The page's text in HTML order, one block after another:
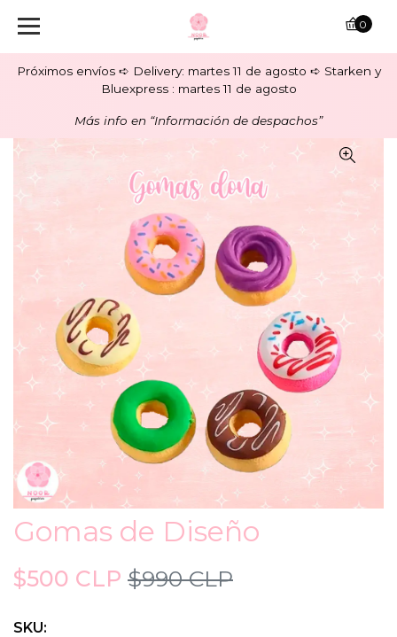
Próximos envíos ➪ Delivery: martes 11 de agosto ➪ Starken y
Bluexpress : martes 11 de agosto
Más info en “Información de despachos”
0
Gomas de Diseño
$500 CLP $990 CLP
SKU: